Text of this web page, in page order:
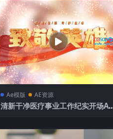
Ae模版 AE资源
清新干净医疗事业工作纪实开场AE